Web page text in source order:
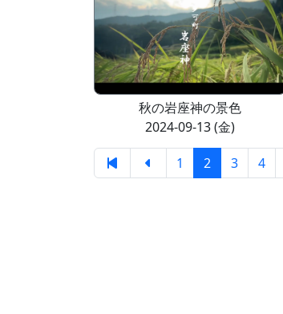
秋の岩座神の景色
2024-09-13 (金)
1 2 3 4